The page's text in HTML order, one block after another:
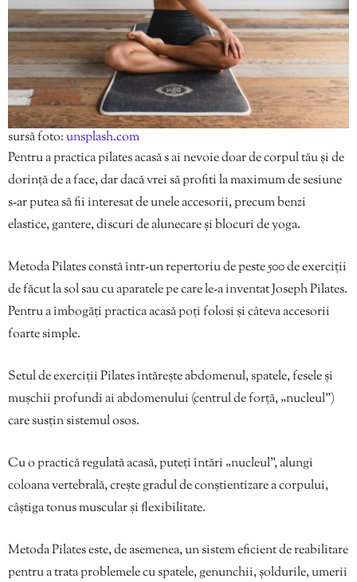
sursă foto:unsplash.com
Pentru a practica pilates acasă s ai nevoie doar de corpul tău și de
dorință de a face, dar dacă vrei să profiti la maximum de sesiune
s-ar putea să fii interesat de unele accesorii, precum benzi
elastice, gantere, discuri de alunecare și blocuri de yoga.
Metoda Pilates constă într-un repertoriu de peste 500 de exerciții
de făcut la sol sau cu aparatele pe care le-a inventat Joseph Pilates.
Pentru a îmbogăți practica acasă poți folosi și câteva accesorii
foarte simple.
Setul de exerciții Pilates întărește abdomenul, spatele, fesele și
mușchii profundi ai abdomenului (centrul de forță, „nucleul”)
care susțin sistemul osos.
Cu o practică regulată acasă, puteți întări „nucleul”, alungi
coloana vertebrală, crește gradul de conștientizare a corpului,
câștiga tonus muscular și flexibilitate.
Metoda Pilates este, de asemenea, un sistem eficient de reabilitare
pentru a trata problemele cu spatele, genunchii, șoldurile, umerii